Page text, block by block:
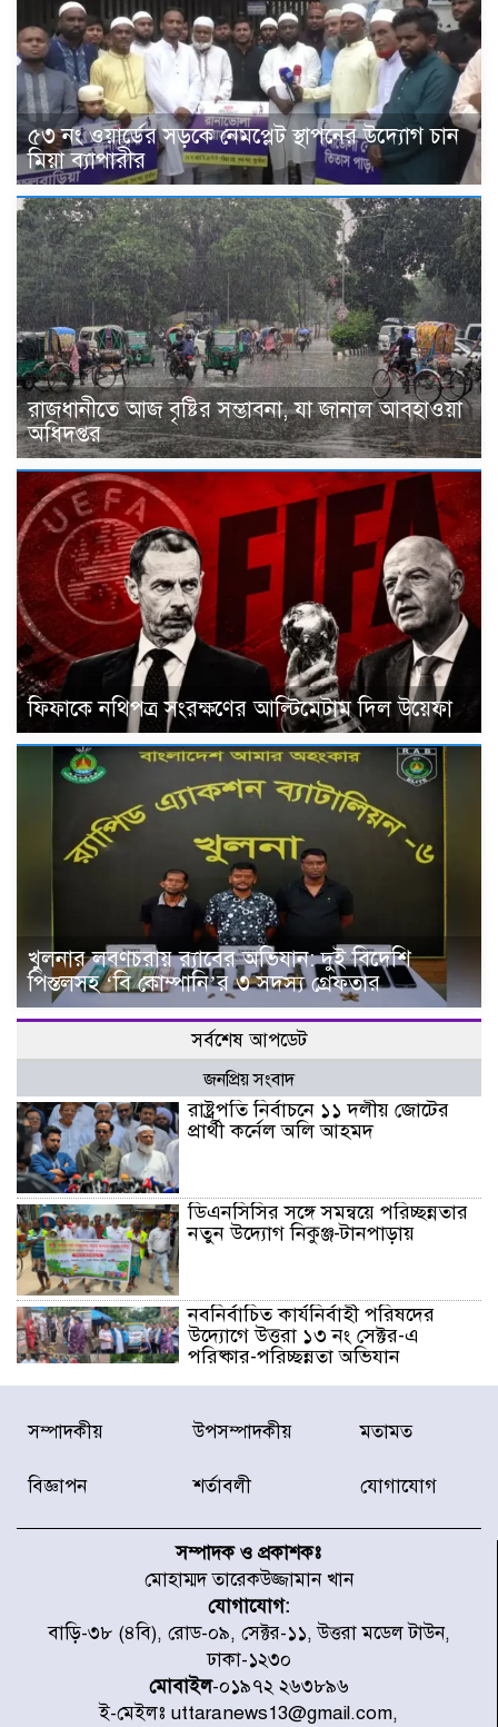
৫৩ নং ওয়ার্ডের সড়কে নেমপ্লেট স্থাপনের উদ্যোগ চান
মিয়া ব্যাপারীর
রাজধানীতে আজ বৃষ্টির সম্ভাবনা, যা জানাল আবহাওয়া
অধিদপ্তর
ফিফাকে নথিপত্র সংরক্ষণের আল্টিমেটাম দিল উয়েফা
খুলনার লবণচরায় র‍্যাবের অভিযান: দুই বিদেশি
পিস্তলসহ ‘বি কোম্পানি’র ৩ সদস্য গ্রেফতার
সর্বশেষ আপডেট
জনপ্রিয় সংবাদ
রাষ্ট্রপতি নির্বাচনে ১১ দলীয় জোটের
প্রার্থী কর্নেল অলি আহমদ
ডিএনসিসির সঙ্গে সমন্বয়ে পরিচ্ছন্নতার
নতুন উদ্যোগ নিকুঞ্জ-টানপাড়ায়
নবনির্বাচিত কার্যনির্বাহী পরিষদের
উদ্যোগে উত্তরা ১৩ নং সেক্টর-এ
পরিষ্কার-পরিচ্ছন্নতা অভিযান
ডিএমপির অভিযানে ২৪ ঘণ্টায় গ্রেপ্তার
৫০৪, উদ্ধার মাদক-অস্ত্র
সাগরে অবমুক্ত
মাতারবাড়ী পৌঁছে নির্ধারিত কর্মসূচিতে
যোগ দিয়েছেন প্রধানমন্ত্রী
সম্পাদকীয় উপসম্পাদকীয় মতামত
বিজ্ঞাপন শর্তাবলী যোগাযোগ
সম্পাদক ও প্রকাশকঃ
মোহাম্মদ তারেকউজ্জামান খান
যোগাযোগ:
বাড়ি-৩৮ (৪বি), রোড-০৯, সেক্টর-১১, উত্তরা মডেল টাউন,
ঢাকা-১২৩০
মোবাইল-০১৯৭২ ২৬৩৮৯৬
ই-মেইলঃ uttaranews13@gmail.com,